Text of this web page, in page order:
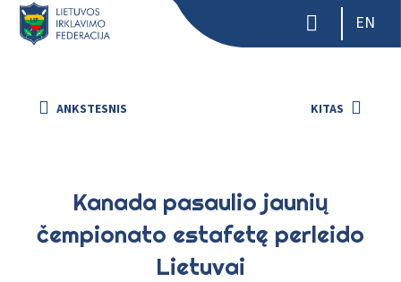
EN
ANKSTESNIS KITAS
Kanada pasaulio jaunių
čempionato estafetę perleido
Lietuvai